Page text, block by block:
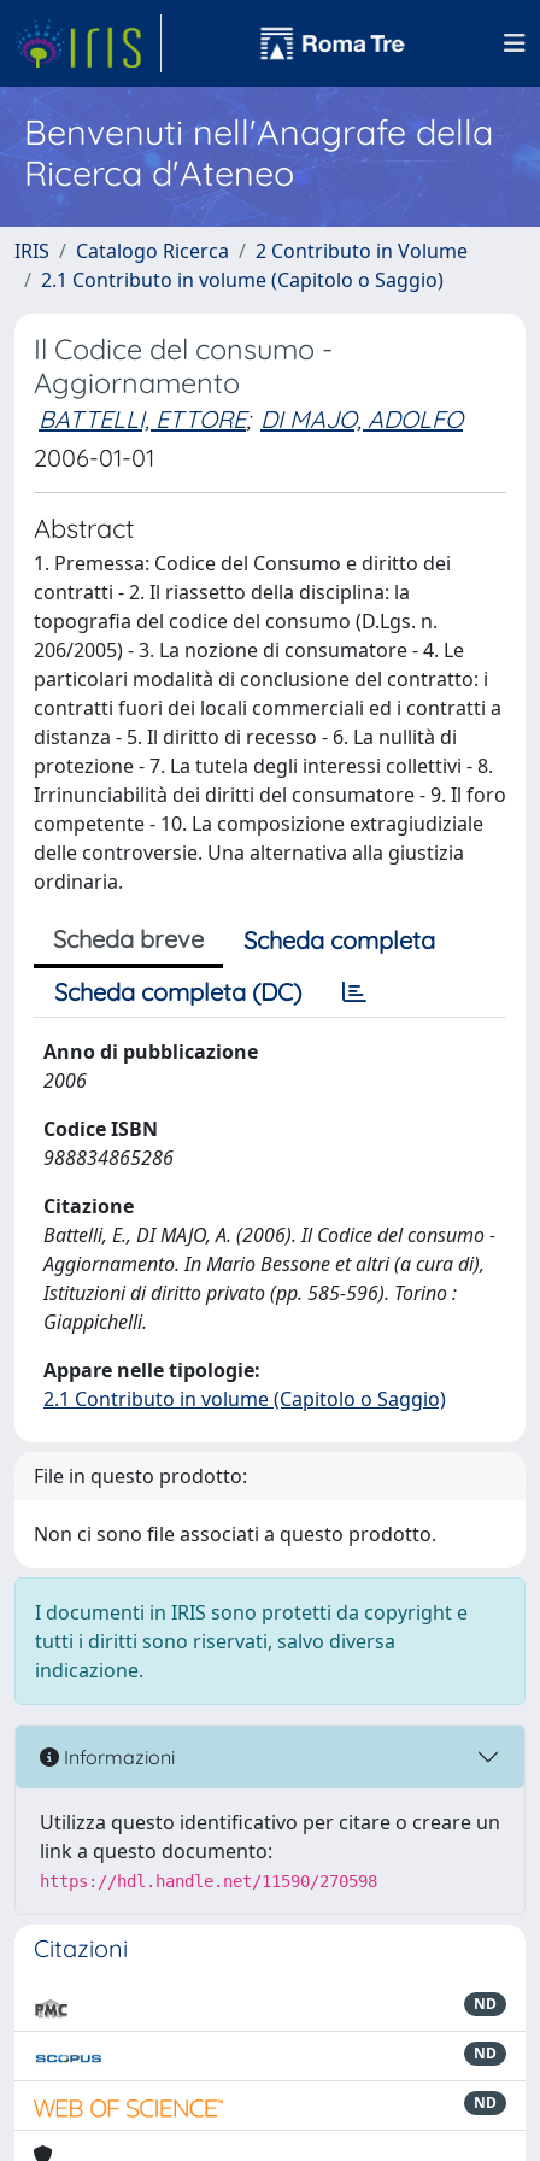
Benvenuti nell'Anagrafe della
Ricerca d'Ateneo
IRIS Catalogo Ricerca
2 Contributo in Volume
2.1 Contributo in volume (Capitolo o Saggio)
Il Codice del consumo -
Aggiornamento
BATTELLI, ETTORE; DI MAJO, ADOLFO
2006-01-01
Abstract
1. Premessa: Codice del Consumo e diritto dei
contratti - 2. Il riassetto della disciplina: la
topografia del codice del consumo (D.Lgs. n.
206/2005) - 3. La nozione di consumatore - 4. Le
particolari modalità di conclusione del contratto: i
contratti fuori dei locali commerciali ed i contratti a
distanza - 5. Il diritto di recesso - 6. La nullità di
protezione - 7. La tutela degli interessi collettivi - 8.
Irrinunciabilità dei diritti del consumatore - 9. Il foro
competente - 10. La composizione extragiudiziale
delle controversie. Una alternativa alla giustizia
ordinaria.
Scheda breve
Scheda completa
Scheda completa (DC)
Anno di pubblicazione
2006
Codice ISBN
988834865286
Citazione
Battelli, E., DI MAJO, A. (2006). Il Codice del consumo -
Aggiornamento. In Mario Bessone et altri (a cura di),
Istituzioni di diritto privato (pp. 585-596). Torino :
Giappichelli.
Appare nelle tipologie:
2.1 Contributo in volume (Capitolo o Saggio)
File in questo prodotto:
Non ci sono file associati a questo prodotto.
I documenti in IRIS sono protetti da copyright e
tutti i diritti sono riservati, salvo diversa
indicazione.
Informazioni
Utilizza questo identificativo per citare o creare un
link a questo documento:
https://hdl.handle.net/11590/270598
Citazioni
ND
ND
ND